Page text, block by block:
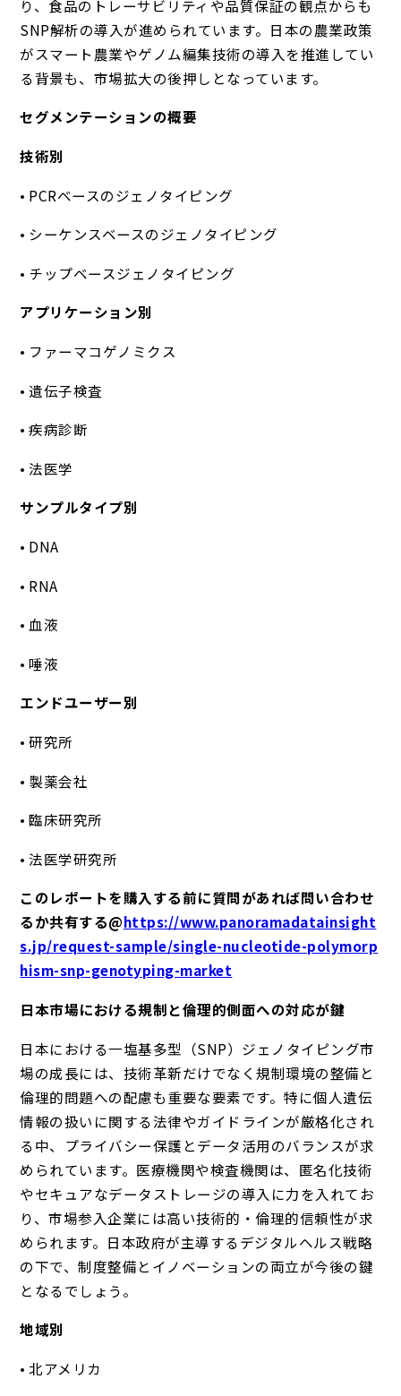
り、食品のトレーサビリティや品質保証の観点からも
SNP解析の導入が進められています。日本の農業政策
がスマート農業やゲノム編集技術の導入を推進してい
る背景も、市場拡大の後押しとなっています。
セグメンテーションの概要
技術別
• PCRベースのジェノタイピング
• シーケンスベースのジェノタイピング
• チップベースジェノタイピング
アプリケーション別
• ファーマコゲノミクス
• 遺伝子検査
• 疾病診断
• 法医学
サンプルタイプ別
• DNA
• RNA
• 血液
• 唾液
エンドユーザー別
• 研究所
• 製薬会社
• 臨床研究所
• 法医学研究所
このレポートを購入する前に質問があれば問い合わせ
るか共有する@https://www.panoramadatainsight
s.jp/request-sample/single-nucleotide-polymorp
hism-snp-genotyping-market
日本市場における規制と倫理的側面への対応が鍵
日本における一塩基多型（SNP）ジェノタイピング市
場の成長には、技術革新だけでなく規制環境の整備と
倫理的問題への配慮も重要な要素です。特に個人遺伝
情報の扱いに関する法律やガイドラインが厳格化され
る中、プライバシー保護とデータ活用のバランスが求
められています。医療機関や検査機関は、匿名化技術
やセキュアなデータストレージの導入に力を入れてお
り、市場参入企業には高い技術的・倫理的信頼性が求
められます。日本政府が主導するデジタルヘルス戦略
の下で、制度整備とイノベーションの両立が今後の鍵
となるでしょう。
地域別
• 北アメリカ